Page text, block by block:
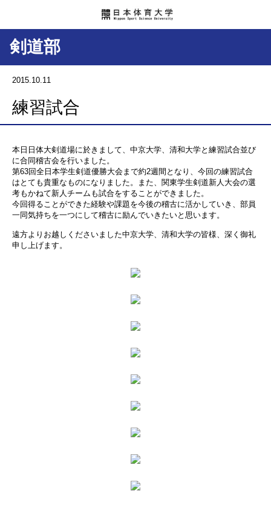
剣道部
2015.10.11
練習試合
本日日体大剣道場に於きまして、中京大学、清和大学と練習試合並び
に合同稽古会を行いました。
第63回全日本学生剣道優勝大会まで約2週間となり、今回の練習試合
はとても貴重なものになりました。また、関東学生剣道新人大会の選
考もかねて新人チームも試合をすることができました。
今回得ることができた経験や課題を今後の稽古に活かしていき、部員
一同気持ちを一つにして稽古に励んでいきたいと思います。
遠方よりお越しくださいました中京大学、清和大学の皆様、深く御礼
申し上げます。